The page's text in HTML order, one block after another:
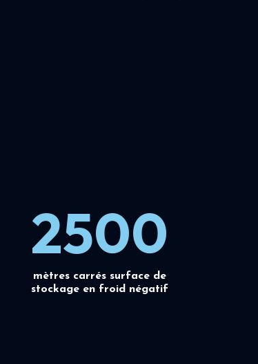
2500
mètres carrés surface de
stockage en froid négatif